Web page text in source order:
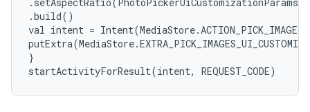
.build()
val intent =
}
startActivityForResult(intent, REQUEST_CODE)